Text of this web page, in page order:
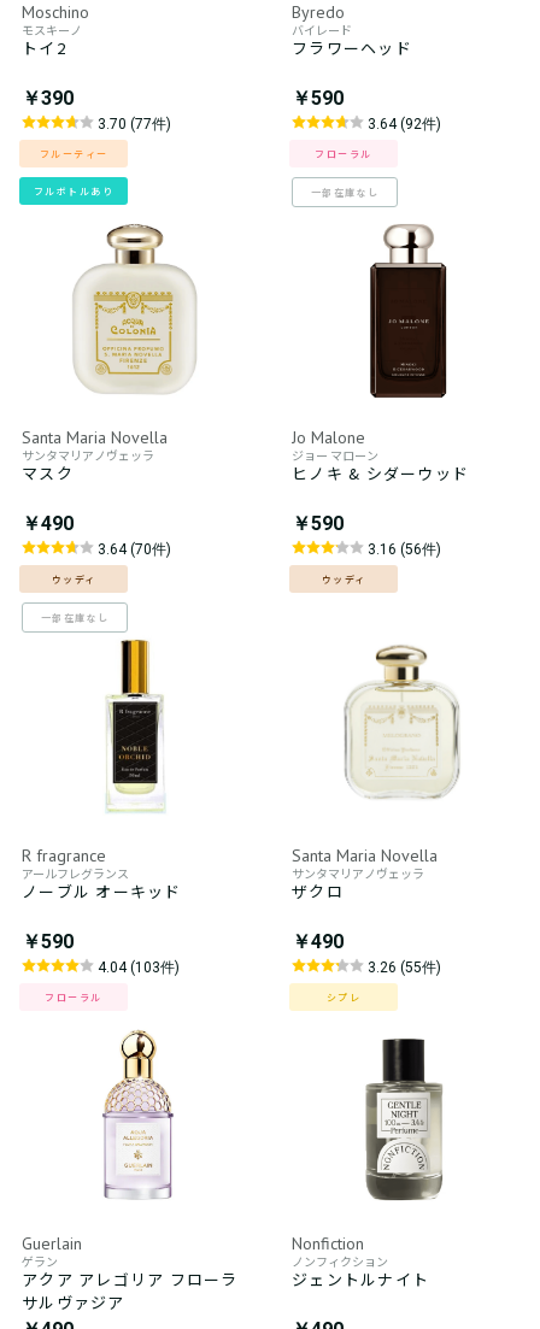
Moschino
モスキーノ
トイ2
￥390
3.70 (77件)
フルーティー
フルボトルあり
Byredo
バイレード
フラワーヘッド
￥590
3.64 (92件)
フローラル
一部在庫なし
Santa Maria Novella
サンタマリアノヴェッラ
マスク
￥490
3.64 (70件)
ウッディ
一部在庫なし
Jo Malone
ジョー マローン
ヒノキ & シダーウッド
￥590
3.16 (56件)
ウッディ
R fragrance
アールフレグランス
ノーブル オーキッド
￥590
4.04 (103件)
フローラル
Santa Maria Novella
サンタマリアノヴェッラ
ザクロ
￥490
3.26 (55件)
シプレ
Guerlain
ゲラン
アクア アレゴリア フローラ
サルヴァジア
Nonfiction
ノンフィクション
ジェントルナイト